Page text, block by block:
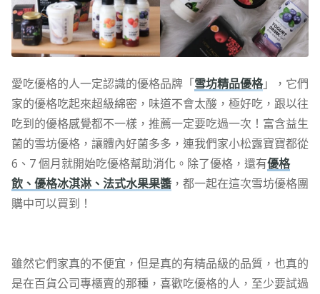
愛吃優格的人一定認識的優格品牌「雪坊精品優格」，它們
家的優格吃起來超級綿密，味道不會太酸，極好吃，跟以往
吃到的優格感覺都不一樣，推薦一定要吃過一次！富含益生
菌的雪坊優格，讓體內好菌多多，連我們家小松露寶寶都從
6、7 個月就開始吃優格幫助消化。除了優格，還有優格
飲、優格冰淇淋、法式水果果醬，都一起在這次雪坊優格團
購中可以買到！
雖然它們家真的不便宜，但是真的有精品級的品質，也真的
是在百貨公司專櫃賣的那種，喜歡吃優格的人，至少要試過